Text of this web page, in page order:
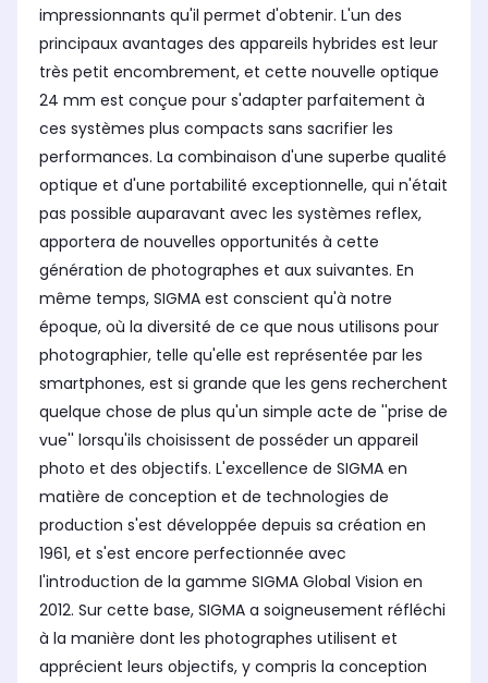
impressionnants qu'il permet d'obtenir. L'un des
principaux avantages des appareils hybrides est leur
très petit encombrement, et cette nouvelle optique
24 mm est conçue pour s'adapter parfaitement à
ces systèmes plus compacts sans sacrifier les
performances. La combinaison d'une superbe qualité
optique et d'une portabilité exceptionnelle, qui n'était
pas possible auparavant avec les systèmes reflex,
apportera de nouvelles opportunités à cette
génération de photographes et aux suivantes. En
même temps, SIGMA est conscient qu'à notre
époque, où la diversité de ce que nous utilisons pour
photographier, telle qu'elle est représentée par les
smartphones, est si grande que les gens recherchent
quelque chose de plus qu'un simple acte de ''prise de
vue'' lorsqu'ils choisissent de posséder un appareil
photo et des objectifs. L'excellence de SIGMA en
matière de conception et de technologies de
production s'est développée depuis sa création en
1961, et s'est encore perfectionnée avec
l'introduction de la gamme SIGMA Global Vision en
2012. Sur cette base, SIGMA a soigneusement réfléchi
à la manière dont les photographes utilisent et
apprécient leurs objectifs, y compris la conception